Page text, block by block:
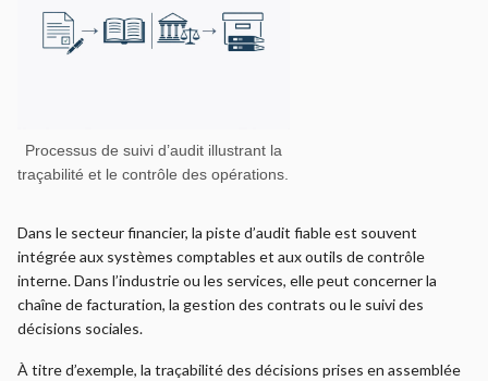
Processus de suivi d’audit illustrant la
traçabilité et le contrôle des opérations.
Dans le secteur financier, la piste d’audit fiable est souvent
intégrée aux systèmes comptables et aux outils de contrôle
interne. Dans l’industrie ou les services, elle peut concerner la
chaîne de facturation, la gestion des contrats ou le suivi des
décisions sociales.
À titre d’exemple, la traçabilité des décisions prises en assemblée